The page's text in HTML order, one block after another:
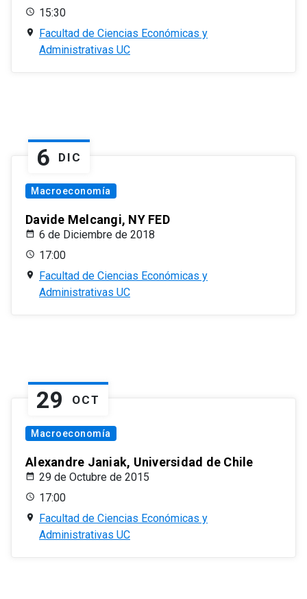
15:30
Facultad de Ciencias Económicas y
Administrativas UC
6 DIC
Macroeconomía
Davide Melcangi, NY FED
6 de Diciembre de 2018
17:00
Facultad de Ciencias Económicas y
Administrativas UC
29 OCT
Macroeconomía
Alexandre Janiak, Universidad de Chile
29 de Octubre de 2015
17:00
Facultad de Ciencias Económicas y
Administrativas UC